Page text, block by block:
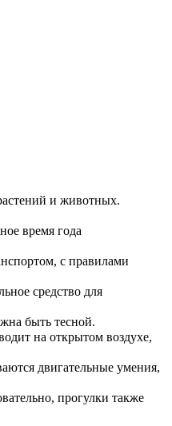
и животных.
время года
с правилами
средство для
быть тесной.
на открытом воздухе,
двигательные умения,
прогулки также